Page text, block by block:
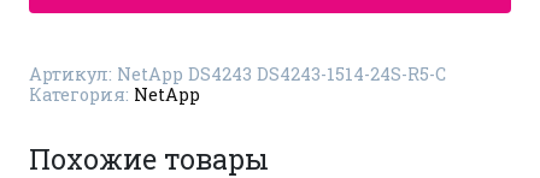
Артикул: NetApp DS4243 DS4243-1514-24S-R5-C
Категория: NetApp
Похожие товары